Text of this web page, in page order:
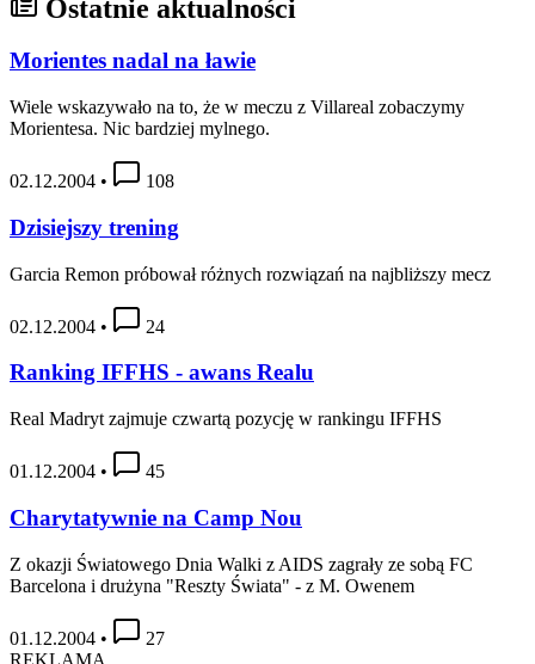
Ostatnie aktualności
Morientes nadal na ławie
Wiele wskazywało na to, że w meczu z Villareal zobaczymy
Morientesa. Nic bardziej mylnego.
02.12.2004 • 108
Dzisiejszy trening
Garcia Remon próbował różnych rozwiązań na najbliższy mecz
02.12.2004 • 24
Ranking IFFHS - awans Realu
Real Madryt zajmuje czwartą pozycję w rankingu IFFHS
01.12.2004 • 45
Charytatywnie na Camp Nou
Z okazji Światowego Dnia Walki z AIDS zagrały ze sobą FC
Barcelona i drużyna "Reszty Świata" - z M. Owenem
01.12.2004 •
27
REKLAMA